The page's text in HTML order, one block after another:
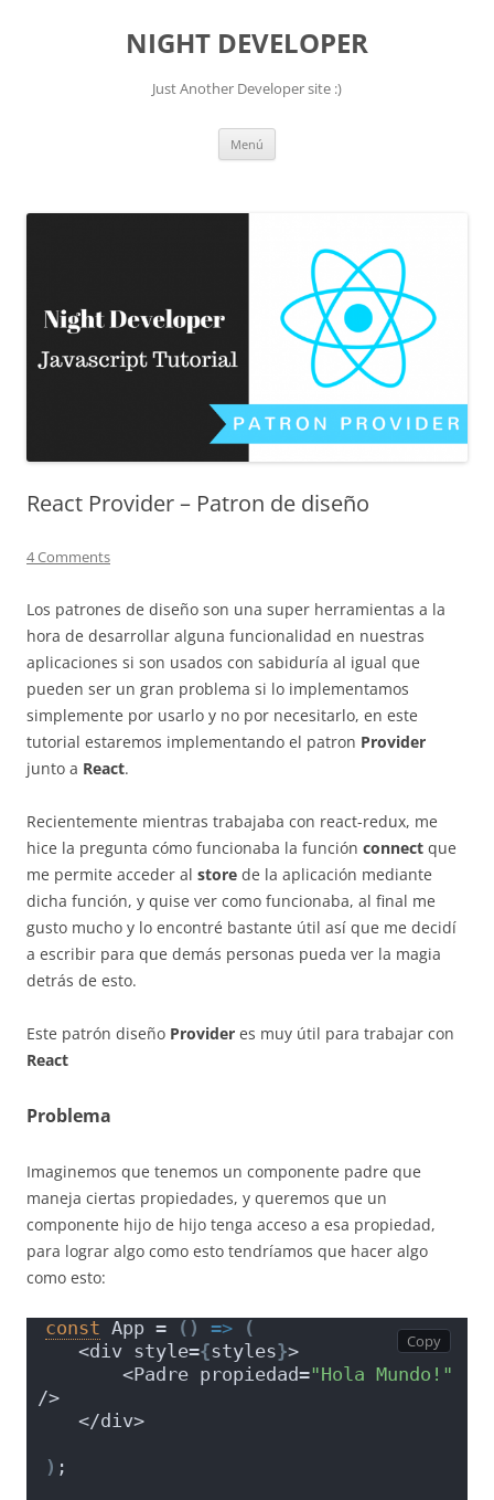
NIGHT DEVELOPER
Just Another Developer site :)
Menú
React Provider – Patron de diseño
4 Comments
Los patrones de diseño son una super herramientas a la
hora de desarrollar alguna funcionalidad en nuestras
aplicaciones si son usados con sabiduría al igual que
pueden ser un gran problema si lo implementamos
simplemente por usarlo y no por necesitarlo, en este
tutorial estaremos implementando el patron Provider
junto a React.
Recientemente mientras trabajaba con react-redux, me
hice la pregunta cómo funcionaba la función connect que
me permite acceder al store de la aplicación mediante
dicha función, y quise ver como funcionaba, al final me
gusto mucho y lo encontré bastante útil así que me decidí
a escribir para que demás personas pueda ver la magia
detrás de esto.
Este patrón diseño Provider es muy útil para trabajar con
React
Problema
Imaginemos que tenemos un componente padre que
maneja ciertas propiedades, y queremos que un
componente hijo de hijo tenga acceso a esa propiedad,
para lograr algo como esto tendríamos que hacer algo
como esto:
const App = ( ) =>
(
   <div style=
{styles}>
       <Padre propiedad=
"Hola Mundo!"
/>
   </div>
) ;